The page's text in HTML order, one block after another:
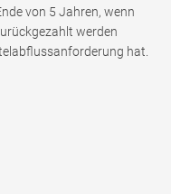
von 5 Jahren, wenn
werden
hat.